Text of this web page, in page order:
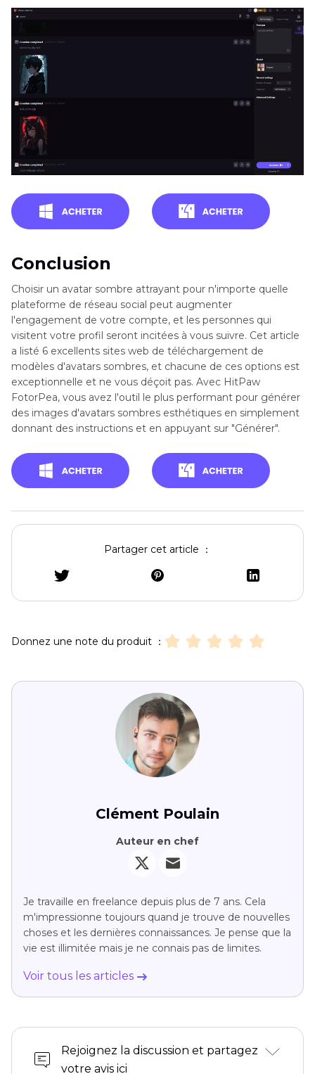
Conclusion
Choisir un avatar sombre attrayant pour n'importe quelle
plateforme de réseau social peut augmenter
l'engagement de votre compte, et les personnes qui
visitent votre profil seront incitées à vous suivre. Cet article
a listé 6 excellents sites web de téléchargement de
modèles d'avatars sombres, et chacune de ces options est
exceptionnelle et ne vous déçoit pas. Avec HitPaw
FotorPea, vous avez l'outil le plus performant pour générer
des images d'avatars sombres esthétiques en simplement
donnant des instructions et en appuyant sur "Générer".
Partager cet article ：
Donnez une note du produit ：
Clément Poulain
Auteur en chef
Je travaille en freelance depuis plus de 7 ans. Cela
m'impressionne toujours quand je trouve de nouvelles
choses et les dernières connaissances. Je pense que la
vie est illimitée mais je ne connais pas de limites.
Voir tous les articles
Rejoignez la discussion et partagez
votre avis ici